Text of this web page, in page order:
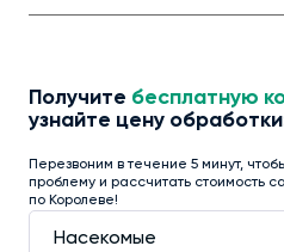
Получите бесплатную
узнайте цену
Перезвоним в течение 5 минут,
проблему и рассчитать стоимость
по Королеве!